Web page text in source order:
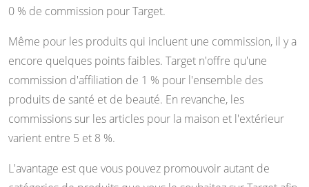
0 % de commission pour Target.
Même pour les produits qui incluent une commission, il y a
encore quelques points faibles. Target n'offre qu'une
commission d'affiliation de 1 % pour l'ensemble des
produits de santé et de beauté. En revanche, les
commissions sur les articles pour la maison et l'extérieur
varient entre 5 et 8 %.
L'avantage est que vous pouvez promouvoir autant de